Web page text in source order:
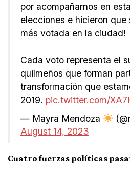
por acompañarnos en
elecciones e hicieron
más votada en la ciudad!
Cada voto representa el
quilmeños que forman
transformación que
2019. pic.twitter.com/
— Mayra Mendoza
August 14, 2023
Cuatro fuerzas políticas